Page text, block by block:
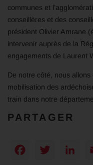
communes et
conseillères et des
président Olivier Amrane
intervenir auprès de la
engagements de Laurent
De notre côté, nous
mobilisation des
train dans notre
PARTAGER